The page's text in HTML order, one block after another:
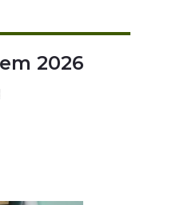
2026